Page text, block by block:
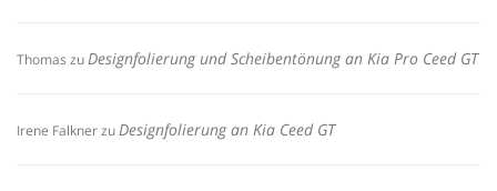
Thomas zuDesignfolierung und Scheibentönung an Kia Pro Ceed GT
Irene FalknerzuDesignfolierung an Kia Ceed GT